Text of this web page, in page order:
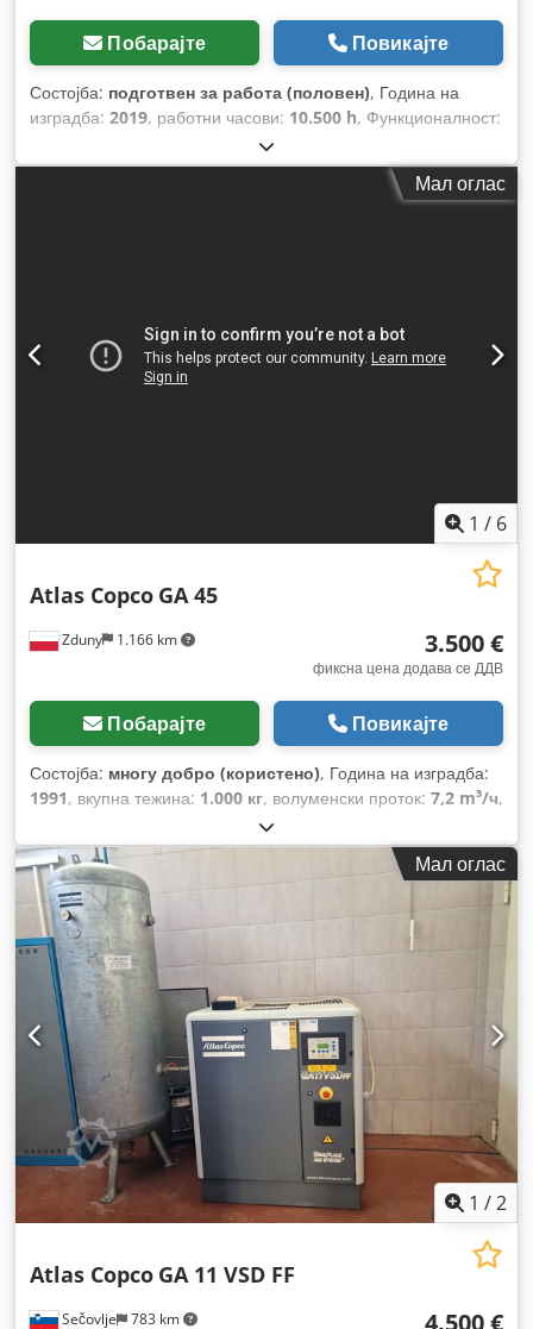
Побарајте Повикајте
Состојба: подготвен за работа (половен), Година на
изградба: 2019, работни часови: 10.500 h, Функционалност:
, вкупна тежина:
kW (101,97 коњски сили), волуменски проток:476 m³/ч,
воздух,
Мал оглас
1 / 6
Zduny 1.166 km
Atlas Copco GA 45
3.500 €
фиксна цена додава се ДДВ
Побарајте Повикајте
Состојба: многу добро (користено), Година на изградба:
1991, вкупна тежина: 1.000 кг, волуменски проток: 7,2 m³/ч,
, влезен напон:
Мал оглас
1 /2
Sečovlje 783 km
Atlas Copco GA 11 VSD FF